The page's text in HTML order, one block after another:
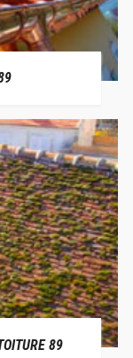
89